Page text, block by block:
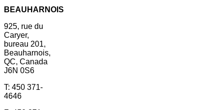
BEAUHARNOIS
925, rue du
Caryer,
bureau 201,
Beauharnois,
QC, Canada
J6N 0S6
T: 450 371-
4646